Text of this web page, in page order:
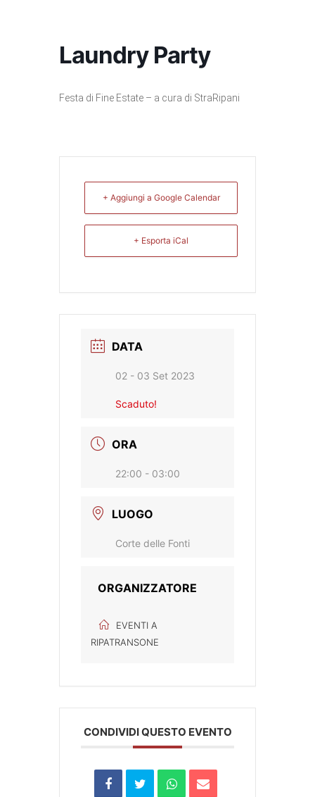
Laundry Party
Festa di Fine Estate – a cura di StraRipani
+ Aggiungi a Google Calendar
+ Esporta iCal
DATA
02 - 03 Set 2023
Scaduto!
ORA
22:00 - 03:00
LUOGO
Corte delle Fonti
ORGANIZZATORE
EVENTI A
RIPATRANSONE
CONDIVIDI QUESTO EVENTO